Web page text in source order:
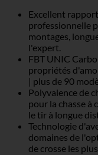
Excellent
professionnelle
montages,
l'expert.
FBT UNIC
propriétés
| plus de 90
Polyvalence de
pour la chasse à
le tir à longue
Technologie
domaines de
de crosse les